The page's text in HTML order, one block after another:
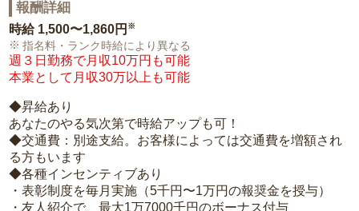
報酬詳細
時給 1,500〜1,860円 ※
指名料・ランク時給により異なる
週３日勤務で月収10万円も可能
本業として月収30万以上も可能
◆昇給あり
あなたのやる気次第で時給アップも可！
◆交通費：別途支給。お客様によっては交通費を増額され
る方もいます
◆各種インセンティブあり
・表彰制度を毎月実施（5千円〜1万円の報奨金を授与）
・友人紹介で、最大1万7000千円のボーナス付与